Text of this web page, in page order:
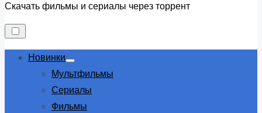
Скачать фильмы и сериалы через торрент
Новинки
Show
sub
Мультфильмы
Сериалы
Фильмы